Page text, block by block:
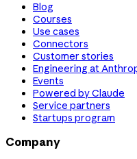
Blog
Courses
Use cases
Connectors
Customer stories
Engineering at
Events
Powered by Claude
Service partners
Startups program
Company